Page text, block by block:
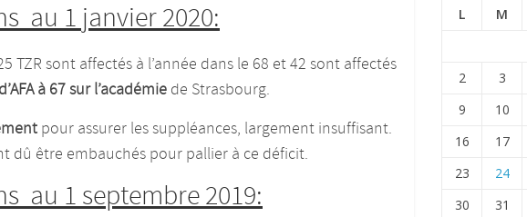
au 1 janvier 2020:
sont affectés à l’année dans le 68 et 42 sont affectés
à 67 sur l’académie de Strasbourg.
pour assurer les suppléances, largement insuffisant.
dû être embauchés pour pallier à ce déficit.
au 1 septembre 2019:
L
M
2
3
9
10
16
17
23
24
30
31